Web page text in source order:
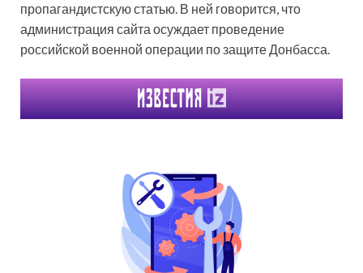
пропагандистскую статью. В ней говорится, что
администрация сайта осуждает проведение
российской военной операции по защите Донбасса.